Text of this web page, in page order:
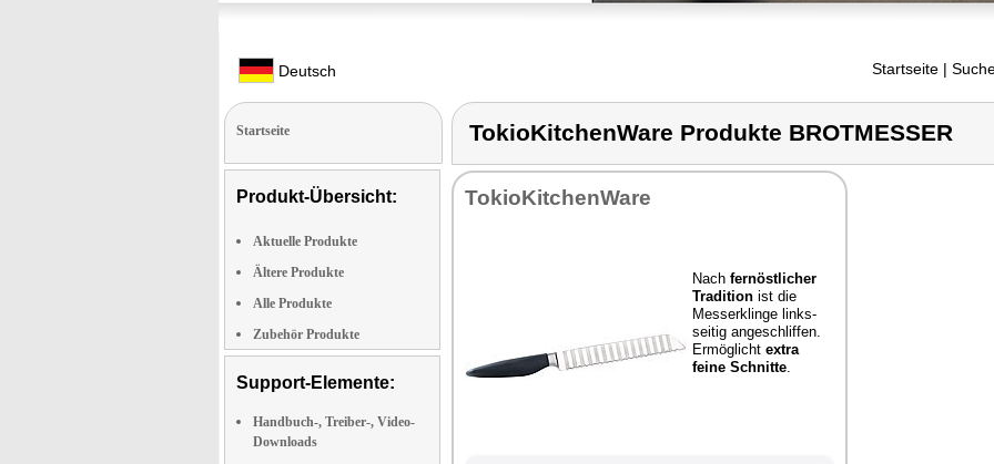
Deutsch Startseite |
Startseite
Produkt-Übersicht:
Aktuelle Produkte
Ältere Produkte
Alle Produkte
Zubehör Produkte
Support-Elemente:
Handbuch-, Treiber-, Video-
Downloads
TokioKitchenWare Produkte BROTMESSER
To­kio­Kit­chen­Wa­re
Nach fern­öst­li­cher
Tra­di­ti­on ist die
Mes­ser­klin­ge links­
sei­tig an­ge­schlif­fen.
Er­mög­licht ex­tra
fei­ne Schnit­te.